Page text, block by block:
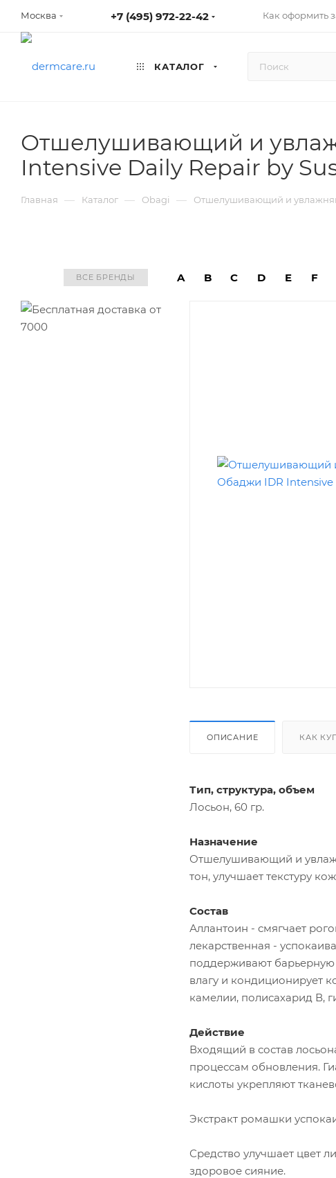
Москва +7 (495) 972-22-42 Как оформить
КАТАЛОГ
Отшелушивающий и
Intensive Daily Repair by
Главная — Каталог — Obagi — Отшелушивающий и
ВСЕ БРЕНДЫ A B C D E F
ОПИСАНИЕ КАК
Тип, структура, объем
Лосьон, 60 гр.
Назначение
Отшелушивающий и
тон, улучшает текстуру
Состав
Аллантоин - смягчает
лекарственная -
поддерживают барьерную
влагу и кондиционирует
камелии, полисахарид В,
Действие
Входящий в состав
процессам обновления.
кислоты укрепляют
Экстракт ромашки
Средство улучшает цвет
здоровое сияние.